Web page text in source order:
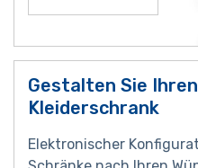
Gestalten Sie Ihren
Kleiderschrank
Elektronischer